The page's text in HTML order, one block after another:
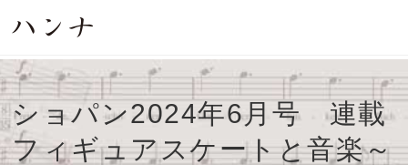
ショパン2024年6月号 連載
フィギュアスケートと音楽～